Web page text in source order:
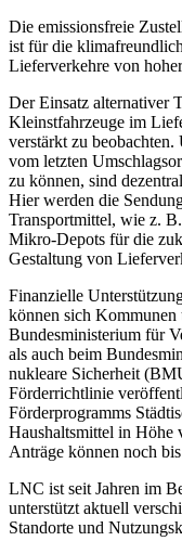
Die emissionsfreie
ist für die
Lieferverkehre von
Der Einsatz alternativer
Kleinstfahrzeuge im
verstärkt zu
vom letzten
zu können, sind
Hier werden die
Transportmittel, wie z.
Mikro-Depots für die
Gestaltung von
Finanzielle
können sich
Bundesministerium für
als auch beim
nukleare Sicherheit
Förderrichtlinie
Förderprogramms
Haushaltsmittel in Höhe
Anträge können noch
LNC ist seit Jahren im
unterstützt aktuell
Standorte und